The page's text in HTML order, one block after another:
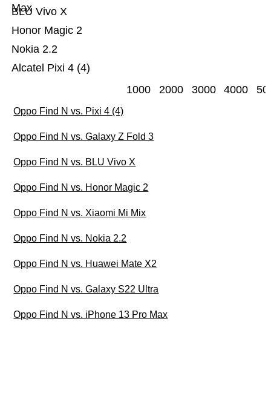
Alcatel Pixi 4 (4)
Nokia 2.2
Honor Magic 2
BLU Vivo X
Max
1000 2000 3000 4000
Oppo Find N vs. Pixi 4 (4)
Oppo Find N vs. Galaxy Z Fold 3
Oppo Find N vs. BLU Vivo X
Oppo Find N vs. Honor Magic 2
Oppo Find N vs. Xiaomi Mi Mix
Oppo Find N vs. Nokia 2.2
Oppo Find N vs. Huawei Mate X2
Oppo Find N vs. Galaxy S22 Ultra
Oppo Find N vs. iPhone 13 Pro Max